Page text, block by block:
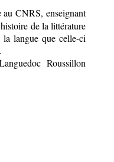
CNRS, enseignant
de la littérature
la langue que celle-ci
Roussillon